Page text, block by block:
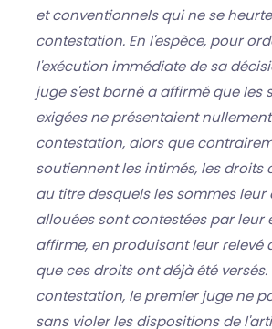
et conventionnels qui ne se
contestation. En l'espèce, pour
l'exécution immédiate de sa
juge s'est borné a affirmé que les
exigées ne présentaient
contestation, alors que
soutiennent les intimés, les droits
au titre desquels les sommes leur
allouées sont contestées par leur
affirme, en produisant leur relevé
que ces droits ont déjà été versés.
contestation, le premier juge ne
sans violer les dispositions de